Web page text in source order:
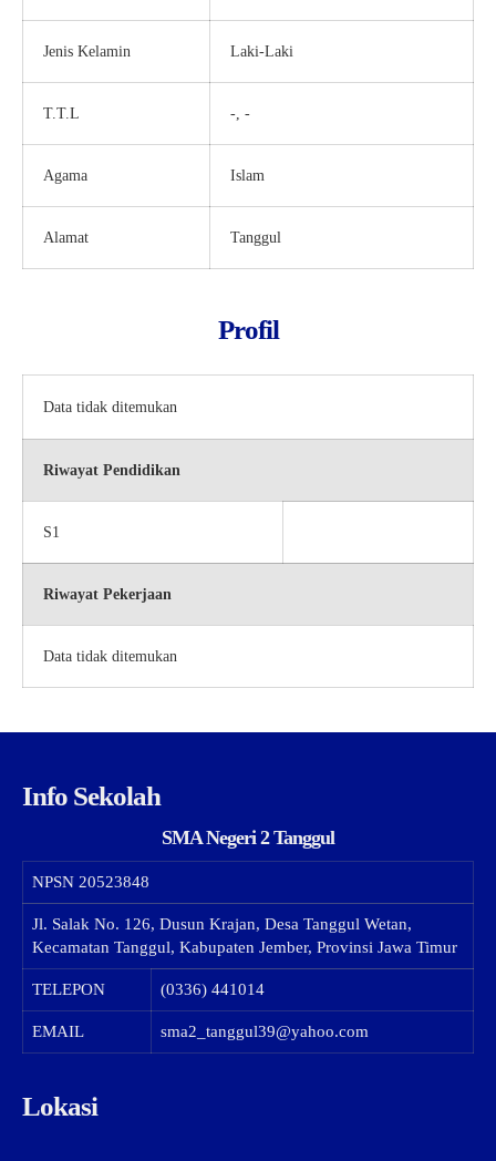
Jenis Kelamin Laki-Laki
T.T.L -, -
Agama Islam
Alamat Tanggul
Profil
Data tidak ditemukan
Riwayat Pendidikan
S1
Riwayat Pekerjaan
Data tidak ditemukan
Info Sekolah
SMA Negeri 2 Tanggul
NPSN 20523848
Jl. Salak No. 126, Dusun Krajan, Desa Tanggul Wetan,
Kecamatan Tanggul, Kabupaten Jember, Provinsi Jawa Timur
TELEPON (0336) 441014
EMAIL sma2_tanggul39@yahoo.com
Lokasi